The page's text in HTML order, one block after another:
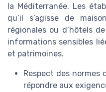
la Méditerranée. Les
qu’il s’agisse de
régionales ou d’hôtels
informations sensibles
et patrimoines.
Respect des normes
répondre aux